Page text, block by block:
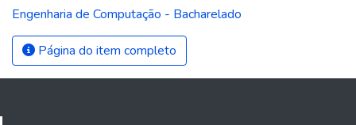
Engenharia de Computação - Bacharelado
Página do item completo